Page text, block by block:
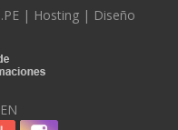
| Hosting | Diseño